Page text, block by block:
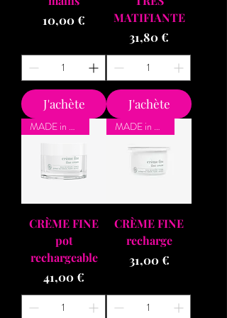
Prix
10,00 €
J'achète
MATIFIANTE
Prix
31,80 €
J'achète
MADE in BZH
CRÈME FINE
pot
rechargeable
Prix
41,00 €
MADE in BZH
CRÈME FINE
recharge
Prix
31,00 €